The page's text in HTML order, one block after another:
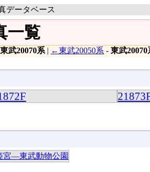
データベース
一覧
東武20070系 | ←東武20050系 - 東武20070
宮―東武動物公園